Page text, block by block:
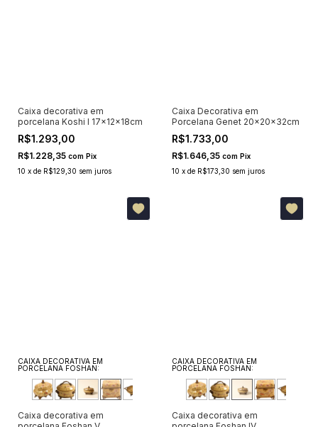
Caixa decorativa em
porcelana Koshi I 17x12x18cm
R$1.293,00
R$1.228,35 com Pix
10 x de R$129,30 sem juros
Caixa Decorativa em
Porcelana Genet 20x20x32cm
R$1.733,00
R$1.646,35 com Pix
10 x de R$173,30 sem juros
CAIXA DECORATIVA EM
PORCELANA FOSHAN:
Caixa decorativa em
CAIXA DECORATIVA EM
PORCELANA FOSHAN:
Caixa decorativa em